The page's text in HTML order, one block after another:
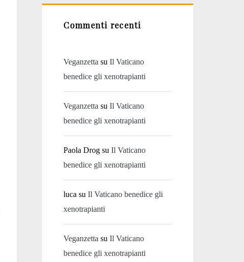
Commenti recenti
Veganzetta suIl Vaticano
benedice gli xenotrapianti
Veganzetta suIl Vaticano
benedice gli xenotrapianti
Paola Drog suIl Vaticano
benedice gli xenotrapianti
luca suIl Vaticano benedice gli
xenotrapianti
Veganzetta suIl Vaticano
benedice gli xenotrapianti